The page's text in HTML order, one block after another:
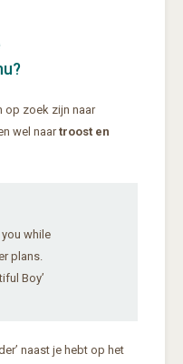
op zoek zijn naar
wel naartroost en
while
plans.
Boy’
naast je hebt op het